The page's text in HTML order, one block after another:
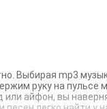
Выбирая mp3
руку на пульсе
айфон, вы